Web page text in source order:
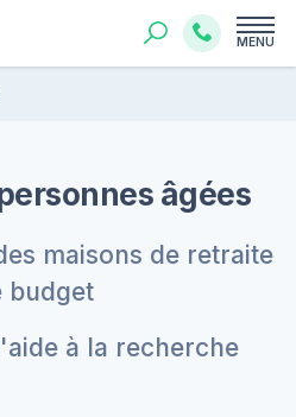
MENU
âgées
maisons de retraite
budget
à la recherche